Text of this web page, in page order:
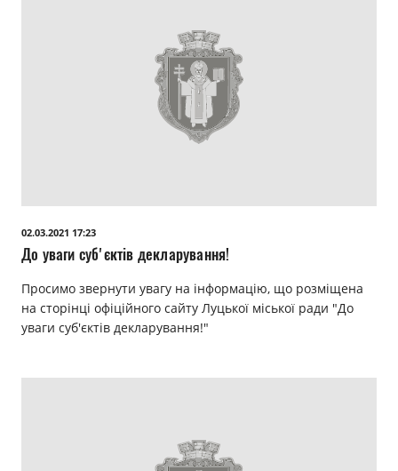
02.03.2021 17:23
До уваги суб'єктів декларування!
Просимо звернути увагу на інформацію, що розміщена
на сторінці офіційного сайту Луцької міської ради "До
уваги суб'єктів декларування!​"